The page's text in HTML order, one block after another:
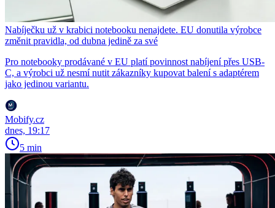
Nabíječku už v krabici notebooku nenajdete. EU donutila výrobce
změnit pravidla, od dubna jedině za své
Pro notebooky prodávané v EU platí povinnost nabíjení přes USB-
C, a výrobci už nesmí nutit zákazníky kupovat balení s adaptérem
jako jedinou variantu.
Mobify.cz
dnes, 19:17
5 min